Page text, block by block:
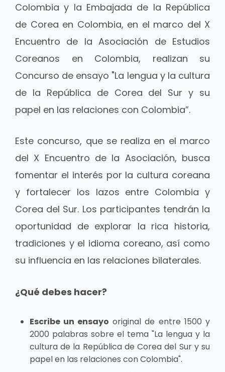
Colombia y la Embajada de la República
de Corea en Colombia, en el marco del X
Encuentro de la Asociación de Estudios
Coreanos en Colombia, realizan su
Concurso de ensayo "La lengua y la cultura
de la República de Corea del Sur y su
papel en las relaciones con Colombia”.
Este concurso, que se realiza en el marco
del X Encuentro de la Asociación, busca
fomentar el interés por la cultura coreana
y fortalecer los lazos entre Colombia y
Corea del Sur. Los participantes tendrán la
oportunidad de explorar la rica historia,
tradiciones y el idioma coreano, así como
su influencia en las relaciones bilaterales.
¿Qué debes hacer?
Escribe un ensayo original de entre 1500 y
2000 palabras sobre el tema "La lengua y la
cultura de la República de Corea del Sur y su
papel en las relaciones con Colombia".